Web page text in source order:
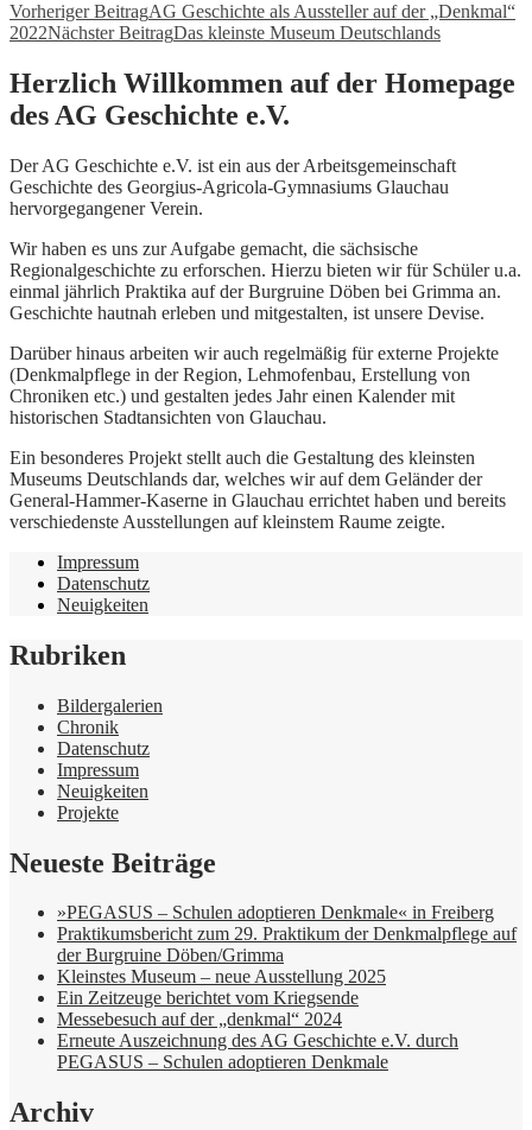
Vorheriger BeitragAG Geschichte als Aussteller auf der „Denkmal“
2022Nächster BeitragDas kleinste Museum Deutschlands
Herzlich Willkommen auf der Homepage
des AG Geschichte e.V.
Der AG Geschichte e.V. ist ein aus der Arbeitsgemeinschaft
Geschichte des Georgius-Agricola-Gymnasiums Glauchau
hervorgegangener Verein.
Wir haben es uns zur Aufgabe gemacht, die sächsische
Regionalgeschichte zu erforschen. Hierzu bieten wir für Schüler u.a.
einmal jährlich Praktika auf der Burgruine Döben bei Grimma an.
Geschichte hautnah erleben und mitgestalten, ist unsere Devise.
Darüber hinaus arbeiten wir auch regelmäßig für externe Projekte
(Denkmalpflege in der Region, Lehmofenbau, Erstellung von
Chroniken etc.) und gestalten jedes Jahr einen Kalender mit
historischen Stadtansichten von Glauchau.
Ein besonderes Projekt stellt auch die Gestaltung des kleinsten
Museums Deutschlands dar, welches wir auf dem Geländer der
General-Hammer-Kaserne in Glauchau errichtet haben und bereits
verschiedenste Ausstellungen auf kleinstem Raume zeigte.
Impressum
Datenschutz
Neuigkeiten
Rubriken
Bildergalerien
Chronik
Datenschutz
Impressum
Neuigkeiten
Projekte
Neueste Beiträge
»PEGASUS – Schulen adoptieren Denkmale« in Freiberg
Praktikumsbericht zum 29. Praktikum der Denkmalpflege auf
der Burgruine Döben/Grimma
Kleinstes Museum – neue Ausstellung 2025
Ein Zeitzeuge berichtet vom Kriegsende
Messebesuch auf der „denkmal“ 2024
Erneute Auszeichnung des AG Geschichte e.V. durch
PEGASUS – Schulen adoptieren Denkmale
Archiv